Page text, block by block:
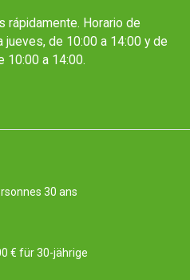
rápidamente. Horario de
jueves, de 10:00 a 14:00 y de
10:00 a 14:00.
30 ans
€ für 30-jährige